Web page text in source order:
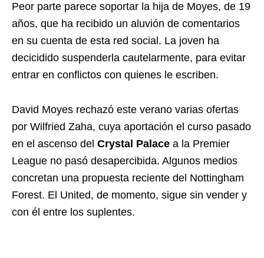
Peor parte parece soportar la hija de Moyes, de 19
años, que ha recibido un aluvión de comentarios
en su cuenta de esta red social. La joven ha
decicidido suspenderla cautelarmente, para evitar
entrar en conflictos con quienes le escriben.
David Moyes rechazó este verano varias ofertas
por Wilfried Zaha, cuya aportación el curso pasado
en el ascenso del Crystal Palace a la Premier
League no pasó desapercibida. Algunos medios
concretan una propuesta reciente del Nottingham
Forest. El United, de momento, sigue sin vender y
con él entre los suplentes.